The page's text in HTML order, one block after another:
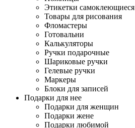
Этикетки самоклеющиеся
Товары для рисования
Фломастеры
Готовальни
Калькуляторы
Ручки подарочные
Шариковые ручки
Гелевые ручки
Маркеры
Блоки для записей
Подарки для нее
Подарки для женщин
Подарки жене
Подарки любимой